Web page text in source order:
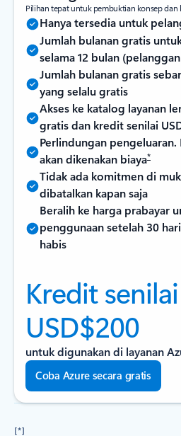
Pilihan tepat untuk pembuktian konsep dan
Hanya tersedia untuk
Jumlah bulanan gratis
selama 12 bulan
Jumlah bulanan gratis
yang selalu gratis
Akses ke katalog layanan
gratis dan kredit senilai
Perlindungan
akan dikenakan biaya*
Tidak ada komitmen di
dibatalkan kapan saja
Beralih ke harga prabayar
penggunaan setelah 30
habis
Kredit senilai
USD$200
untuk digunakan di layanan
Coba Azure secara gratis
[*]